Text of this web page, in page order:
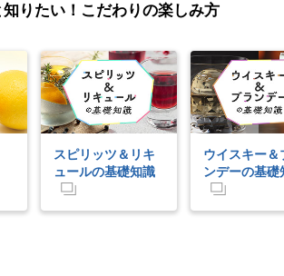
知りたい！こだわりの楽しみ方
スピリッツ＆リキ
ュールの基礎知識
ウイスキー＆
ンデーの基礎